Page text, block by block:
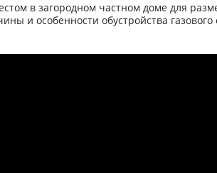
в загородном частном доме для
и особенности обустройства